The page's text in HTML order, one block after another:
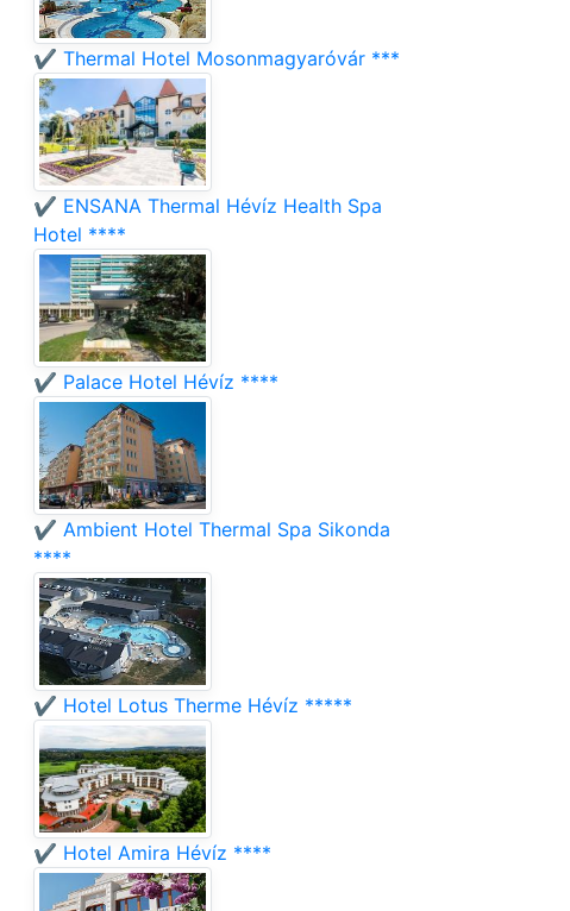
✔️ Thermal Hotel Mosonmagyaróvár ***
✔️ ENSANA Thermal Hévíz Health Spa
Hotel ****
✔️ Palace Hotel Hévíz ****
✔️ Ambient Hotel Thermal Spa Sikonda
****
✔️ Hotel Lotus Therme Hévíz *****
✔️ Hotel Amira Hévíz ****